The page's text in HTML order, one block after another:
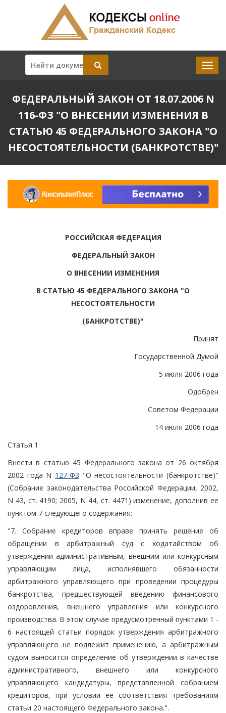
ФЕДЕРАЛЬНЫЙ ЗАКОН ОТ 18.07.2006 N
116-ФЗ "О ВНЕСЕНИИ ИЗМЕНЕНИЯ В
СТАТЬЮ 45 ФЕДЕРАЛЬНОГО ЗАКОНА "О
НЕСОСТОЯТЕЛЬНОСТИ (БАНКРОТСТВЕ)"
РОССИЙСКАЯ ФЕДЕРАЦИЯ
ФЕДЕРАЛЬНЫЙ ЗАКОН
О ВНЕСЕНИИ ИЗМЕНЕНИЯ
В СТАТЬЮ 45 ФЕДЕРАЛЬНОГО ЗАКОНА "О
НЕСОСТОЯТЕЛЬНОСТИ
(БАНКРОТСТВЕ)"
Принят
Государственной Думой
5 июля 2006 года
Одобрен
Советом Федерации
14 июля 2006 года
Статья 1
Внести в статью 45 Федерального закона от 26 октября
2002 года N 127-ФЗ "О несостоятельности (банкротстве)"
(Собрание законодательства Российской Федерации, 2002,
N 43, ст. 4190; 2005, N 44, ст. 4471) изменение, дополнив ее
пунктом 7 следующего содержания:
"7. Собрание кредиторов вправе принять решение об
обращении в арбитражный суд с ходатайством об
утверждении административным, внешним или конкурсным
управляющим лица, исполнявшего обязанности
арбитражного управляющего при проведении процедуры
банкротства, предшествующей введению финансового
оздоровления, внешнего управления или конкурсного
производства. В этом случае предусмотренный пунктами 1 -
6 настоящей статьи порядок утверждения арбитражного
управляющего не подлежит применению, а арбитражным
судом выносится определение об утверждении в качестве
административного, внешнего или конкурсного
управляющего кандидатуры, представленной собранием
кредиторов, при условии ее соответствия требованиям
статьи 20 настоящего Федерального закона.".